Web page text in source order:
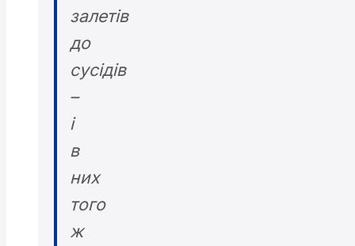
залетів
до
сусідів
–
і
в
них
того
ж